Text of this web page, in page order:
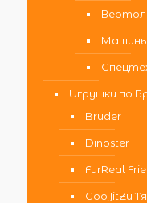
Машины
Игрушки по
Bruder
Dinoster
FurReal
GooJitZu